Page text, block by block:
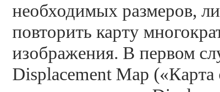
необходимых размеров,
повторить карту
изображения. В первом
Displacement Map